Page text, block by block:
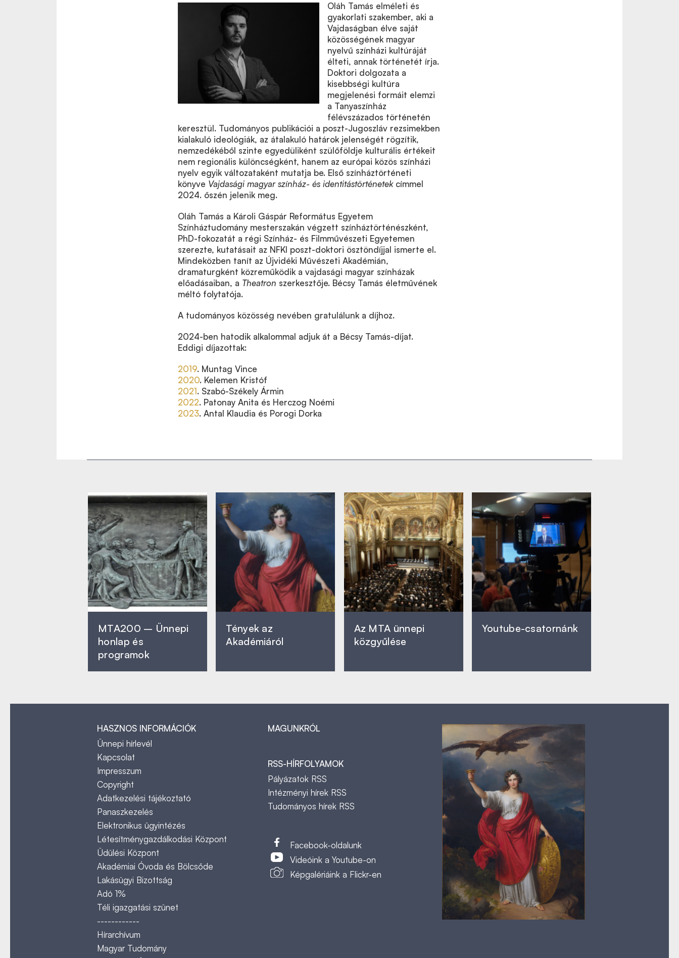
Oláh Tamás elméleti és
gyakorlati szakember, aki a
Vajdaságban élve saját
közösségének magyar
nyelvű színházi kultúráját
élteti, annak történetét írja.
Doktori dolgozata a
kisebbségi kultúra
megjelenési formáit elemzi
a Tanyaszínház
félévszázados történetén
keresztül. Tudományos publikációi a poszt-Jugoszláv rezsimekben
kialakuló ideológiák, az átalakuló határok jelenségét rögzítik,
nemzedékéből szinte egyedüliként szülőföldje kulturális értékeit
nem regionális különcségként, hanem az európai közös színházi
nyelv egyik változataként mutatja be. Első színháztörténeti
könyve Vajdasági magyar színház- és identitástörténetekcímmel
2024. őszén jelenik meg.
Oláh Tamás a Károli Gáspár Református Egyetem
Színháztudomány mesterszakán végzett színháztörténészként,
PhD-fokozatát a régi Színház- és Filmművészeti Egyetemen
szerezte, kutatásait az NFKI poszt-doktori ösztöndíjjal ismerte el.
Mindeközben tanít az Újvidéki Művészeti Akadémián,
dramaturgként közreműködik a vajdasági magyar színházak
előadásaiban, a Theatron szerkesztője. Bécsy Tamás életművének
méltó folytatója.
A tudományos közösség nevében gratulálunk a díjhoz.
2024-ben hatodik alkalommal adjuk át a Bécsy Tamás-díjat.
Eddigi díjazottak:
2019. Muntag Vince
2020. Kelemen Kristóf
2021. Szabó-Székely Ármin
2022. Patonay Anita és Herczog Noémi
2023. Antal Klaudia és Porogi Dorka
MTA200 – Ünnepi
honlap és
programok
Tények az
Akadémiáról
Az MTA ünnepi
közgyűlése
Youtube-csatornánk
HASZNOS INFORMÁCIÓK
Ünnepi hírlevél
Kapcsolat
Impresszum
Copyright
Adatkezelési tájékoztató
Panaszkezelés
Elektronikus ügyintézés
Létesítménygazdálkodási Központ
Üdülési Központ
Akadémiai Óvoda és Bölcsőde
Lakásügyi Bizottság
Adó 1%
Téli igazgatási szünet
------------
Hírarchívum
Magyar Tudomány
MAGUNKRÓL
RSS-HÍRFOLYAMOK
Pályázatok RSS
Intézményi hírek RSS
Tudományos hírek RSS
Facebook-oldalunk
Videóink a Youtube-on
Képgalériáink a Flickr-en